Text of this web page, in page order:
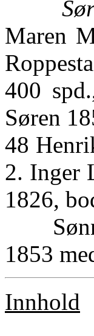
Maren
400
Søren
48
2. Inger
1826,
1853
Innhold